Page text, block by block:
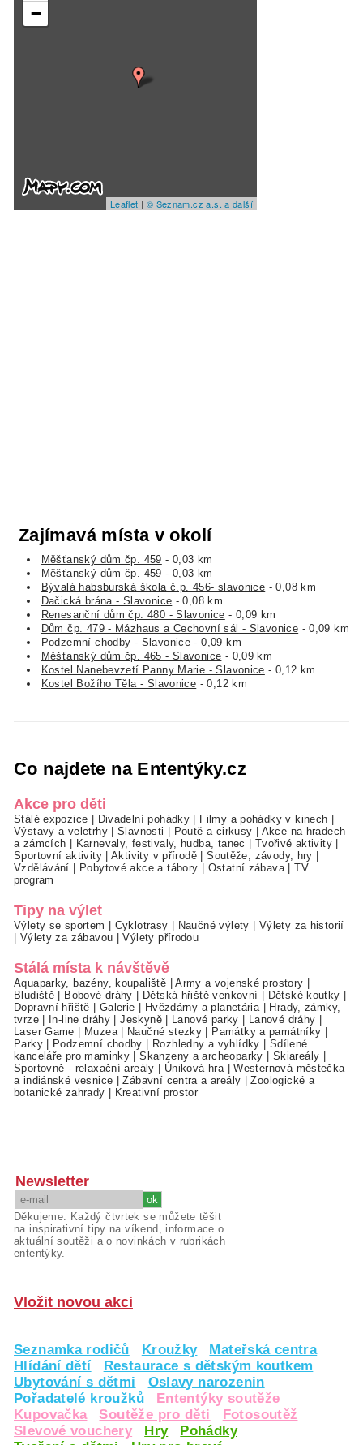
−
Leaflet | © Seznam.cz a.s. a další
Zajímavá místa v okolí
Měšťanský dům čp. 459 - 0,03 km
Měšťanský dům čp. 459 - 0,03 km
Bývalá habsburská škola č.p. 456- slavonice - 0,08 km
Dačická brána - Slavonice - 0,08 km
Renesanční dům čp. 480 - Slavonice - 0,09 km
Dům čp. 479 - Mázhaus a Cechovní sál - Slavonice - 0,09 km
Podzemní chodby - Slavonice - 0,09 km
Měšťanský dům čp. 465 - Slavonice - 0,09 km
Kostel Nanebevzetí Panny Marie - Slavonice - 0,12 km
Kostel Božího Těla - Slavonice - 0,12 km
Co najdete na Ententýky.cz
Akce pro děti
Stálé expozice Divadelní pohádky Filmy a pohádky v kinech
Výstavy a veletrhy|Slavnosti Poutě a cirkusy
Akce na hradech
a zámcích
Karnevaly, festivaly, hudba, tanec Tvořivé aktivity
Sportovní aktivity|Aktivity v přírodě |Soutěže, závody, hry
Vzdělávání
Pobytové akce a tábory Ostatní zábava|TV
program
Tipy na výlet
Výlety se sportem Cyklotrasy Naučné výlety
Výlety za historií
Výlety za zábavou |Výlety přírodou
Stálá místa k návštěvě
Aquaparky, bazény, koupaliště |Army a vojenské prostory
Bludiště
Bobové dráhy Dětská hřiště venkovní Dětské koutky
Dopravní hřiště
Galerie Hvězdárny a planetária|
Hrady, zámky,
tvrze| In-line dráhy |Jeskyně| Lanové parky Lanové dráhy
Laser Game
Muzea| Naučné stezky Památky a památníky
Parky| Podzemní chodby Rozhledny a vyhlídky
Sdílené
kanceláře pro maminky |Skanzeny a archeoparky Skiareály
Sportovně - relaxační areály
Úniková hra|Westernová městečka
a indiánské vesnice |Zábavní centra a areály |Zoologické a
botanické zahrady
Kreativní prostor
Newsletter
Děkujeme. Každý čtvrtek se můžete těšit
na inspirativní tipy na víkend, informace o
aktuální soutěži a o novinkách v rubrikách
ententýky.
Vložit novou akci
Seznamka rodičů Kroužky
Mateřská centra
Hlídání dětí
Restaurace s dětským koutkem
Ubytování s dětmi
Oslavy narozenin
Pořadatelé kroužků
Ententýky soutěže
Kupovačka
Soutěže pro děti
Fotosoutěž
Slevové vouchery
Hry
Pohádky